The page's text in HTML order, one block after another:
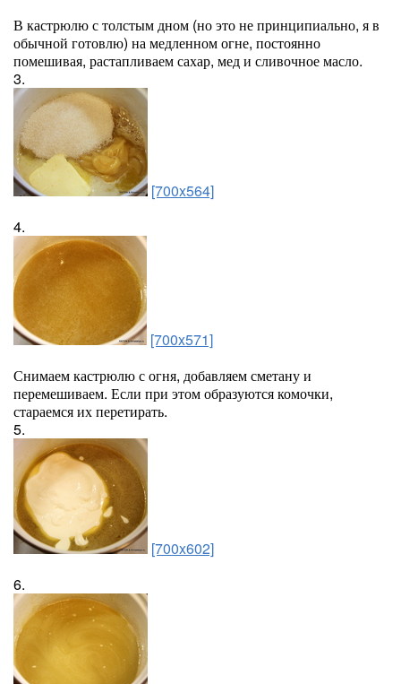
В кастрюлю с толстым дном (но это не принципиально, я в
обычной готовлю) на медленном огне, постоянно
помешивая, растапливаем сахар, мед и сливочное масло.
3.
[700x564]
4.
[700x571]
Снимаем кастрюлю с огня, добавляем сметану и
перемешиваем. Если при этом образуются комочки,
стараемся их перетирать.
5.
[700x602]
6.